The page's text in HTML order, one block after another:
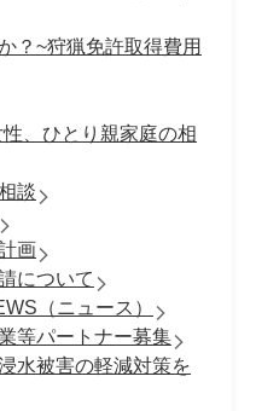
？~狩猟免許取得費用
、ひとり親家庭の相
談
画
について
（ニュース）
等パートナー募集
水被害の軽減対策を